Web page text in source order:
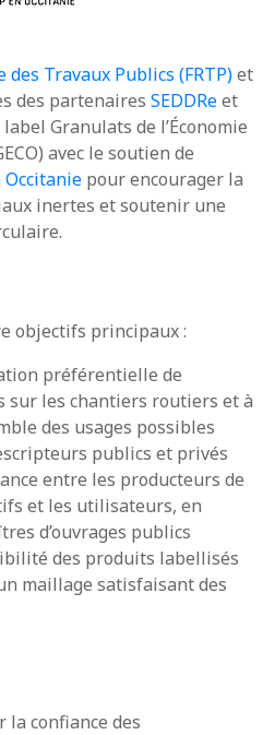
des Travaux Publics (FRTP)et
des partenaires SEDDReet
Granulats de l’Économie
avec le soutien de
Occitanie pour encourager la
inertes et soutenir une
objectifs principaux :
préférentielle de
sur les chantiers routiers et à
des usages possibles
publics et privés
entre les producteurs de
et les utilisateurs, en
d’ouvrages publics
des produits labellisés
un maillage satisfaisant des
la confiance des